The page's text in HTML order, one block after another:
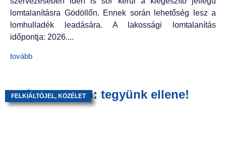
lomtalanításra Gödöllőn. Ennek során lehetőség lesz a
lomhulladék leadására. A lakossági lomtalanítás
időpontja: 2026....
tovább
Szén-monoxid: tegyünk ellene!
FELKIÁLTÓJEL, KÖZÉLET